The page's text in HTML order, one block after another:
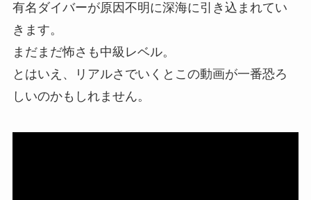
有名ダイバーが原因不明に深海に引き込まれてい
きます。
まだまだ怖さも中級レベル。
とはいえ、リアルさでいくとこの動画が一番恐ろ
しいのかもしれません。